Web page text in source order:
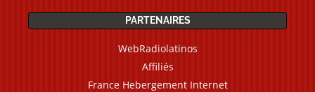
PARTENAIRES
WebRadiolatinos
Affiliés
France Hebergement Internet